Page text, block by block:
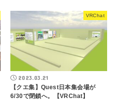
VRChat
2023.03.21
【クエ集】Quest日本集会場が
6/30で閉鎖へ。【VRChat】